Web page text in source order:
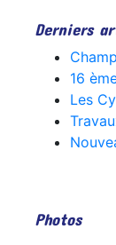
Derniers
16
Les
Photos